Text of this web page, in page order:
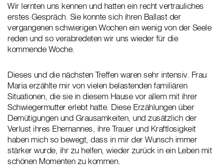
Wir lernten uns kennen und hatten ein recht vertrauliches
erstes Gespräch. Sie konnte sich ihren Ballast der
vergangenen schwierigen Wochen ein wenig von der Seele
reden und so verabredeten wir uns wieder für die
kommende Woche.
Dieses und die nächsten Treffen waren sehr intensiv. Frau
Maria erzählte mir von vielen belastenden familiären
Situationen, die sie in diesem Hause vor allem mit ihrer
Schwiegermutter erlebt hatte. Diese Erzählungen über
Demütigungen und Grausamkeiten, und zusätzlich der
Verlust ihres Ehemannes, ihre Trauer und Kraftlosigkeit
haben mich so bewegt, dass in mir der Wunsch immer
stärker wurde, ihr zu helfen, wieder zurück in ein Leben mit
schönen Momenten zu kommen.